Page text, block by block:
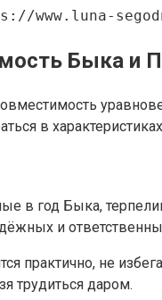
www.luna-
Быка и
в
в год Быка,
и
практично, не
трудиться даром.